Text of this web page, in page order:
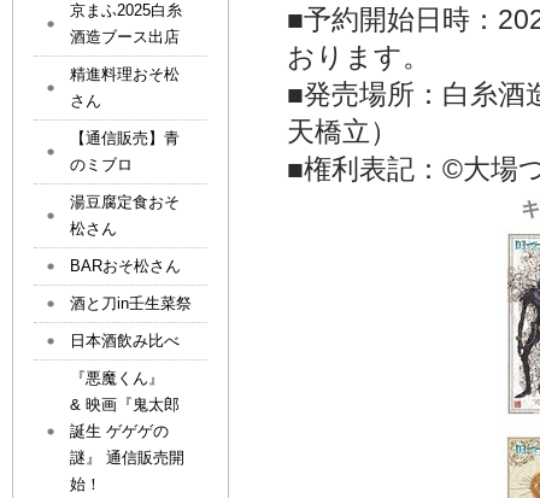
■予約開始日時：
おります。
■発売場所：白糸
天橋立）
■権利表記：©大場
京まふ2025白糸
酒造ブース出店
精進料理おそ松
さん
【通信販売】青
のミブロ
湯豆腐定食おそ
松さん
BARおそ松さん
酒と刀in壬生菜祭
日本酒飲み比べ
『悪魔くん』
& 映画『鬼太郎
誕生 ゲゲゲの
謎』 通信販売開
始！